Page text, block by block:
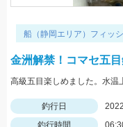
船（静岡エリア）フィッ
金洲解禁！コマセ五目
高級五目楽しめました。水温
釣行日
釣行時間